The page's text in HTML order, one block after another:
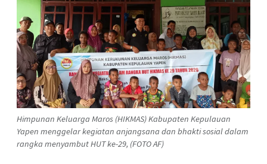
Himpunan Keluarga Maros (HIKMAS) Kabupaten Kepulauan
Yapen menggelar kegiatan anjangsana dan bhakti sosial dalam
rangka menyambut HUT ke-29, (FOTO AF)